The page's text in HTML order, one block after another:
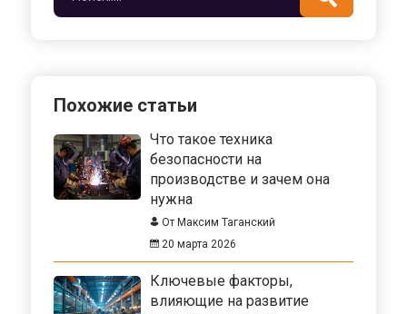
Похожие статьи
Что такое техника
безопасности на
производстве и зачем она
нужна
От Максим Таганский
20 марта 2026
Ключевые факторы,
влияющие на развитие